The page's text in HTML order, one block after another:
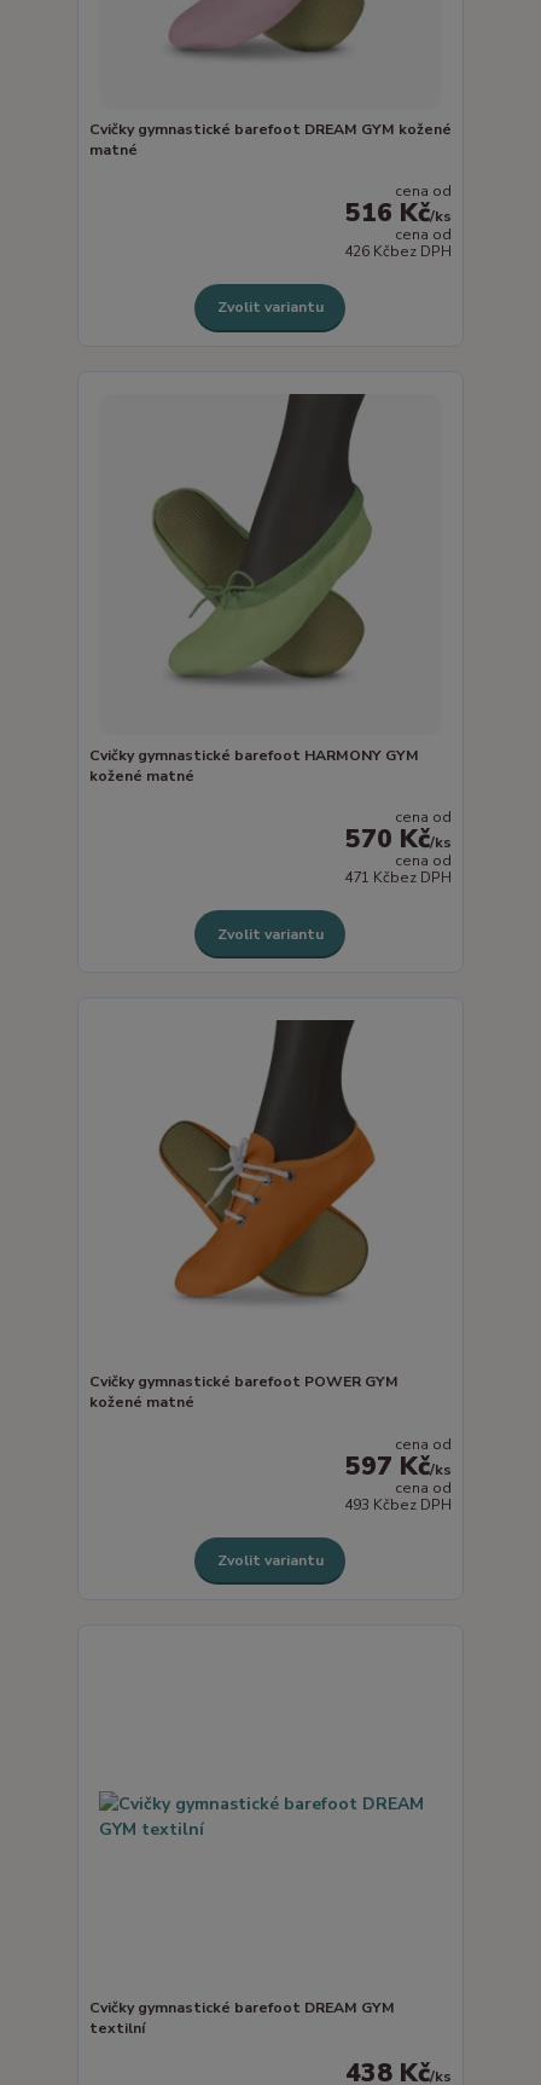
Cvičky gymnastické barefoot DREAM GYM kožené
matné
cena od
516 Kč/ks
cena od
426 Kčbez DPH
Zvolit variantu
Cvičky gymnastické barefoot HARMONY GYM
kožené matné
cena od
570 Kč/ks
cena od
471 Kčbez DPH
Zvolit variantu
Cvičky gymnastické barefoot POWER GYM
kožené matné
cena od
597 Kč/ks
cena od
493 Kčbez DPH
Zvolit variantu
Cvičky gymnastické barefoot DREAM GYM
textilní
438 Kč/ks